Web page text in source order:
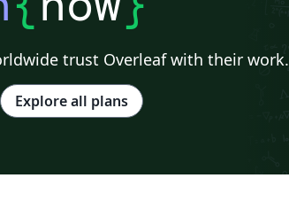
trust Overleaf with their work.
Explore all plans